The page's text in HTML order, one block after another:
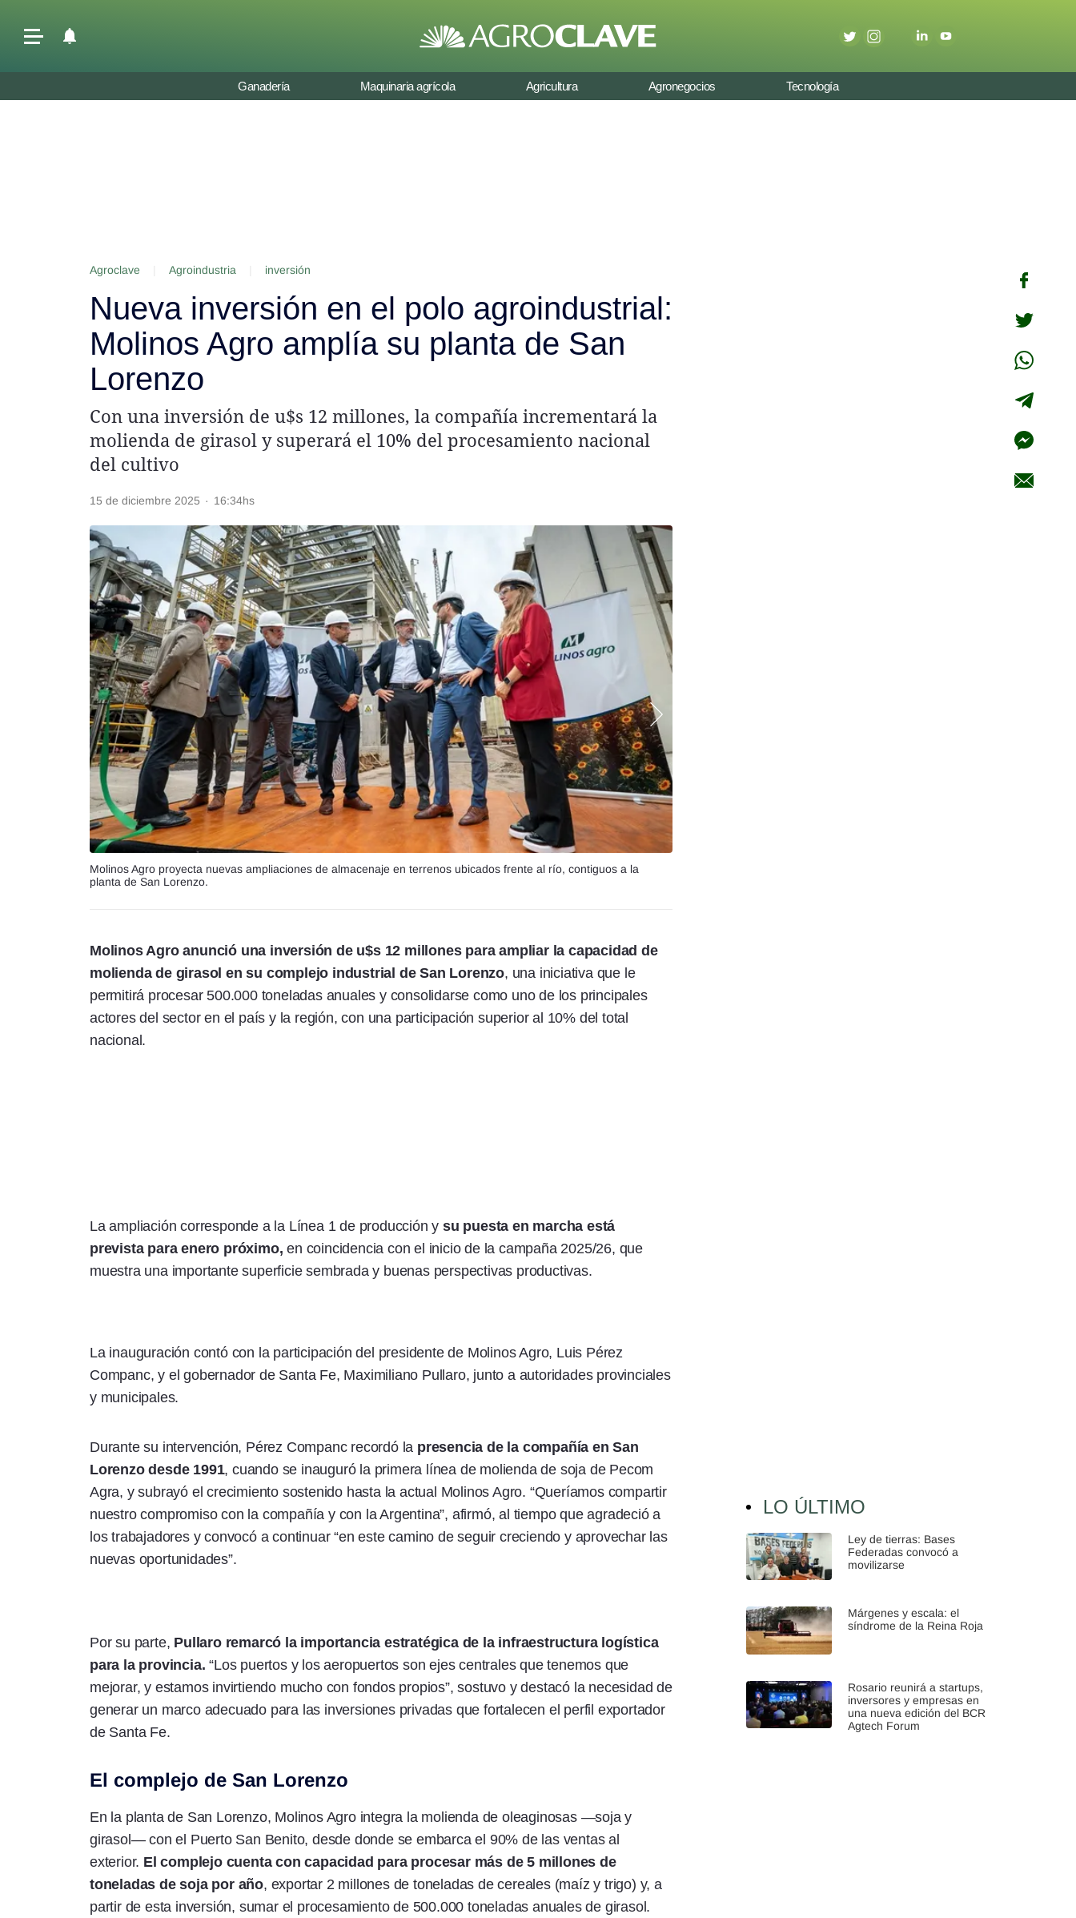
Ganadería Maquinaria agrícola Agricultura Agronegocios Tecnología
Agroclave Agroindustria inversión
Nueva inversión en el polo agroindustrial:
Molinos Agro amplía su planta de San
Lorenzo
Con una inversión de u$s 12 millones, la compañía incrementará la
molienda de girasol y superará el 10% del procesamiento nacional
del cultivo
15 de diciembre 2025 · 16:34hs
Molinos Agro proyecta nuevas ampliaciones de almacenaje en terrenos ubicados frente al río, contiguos a la
planta de San Lorenzo.
Molinos Agro anunció una inversión de u$s 12 millones para ampliar la capacidad de
molienda de girasol en su complejo industrial de San Lorenzo, una iniciativa que le
permitirá procesar 500.000 toneladas anuales y consolidarse como uno de los principales
actores del sector en el país y la región, con una participación superior al 10% del total
nacional.
La ampliación corresponde a la Línea 1 de producción y su puesta en marcha está
prevista para enero próximo, en coincidencia con el inicio de la campaña 2025/26, que
muestra una importante superficie sembrada y buenas perspectivas productivas.
La inauguración contó con la participación del presidente de Molinos Agro, Luis Pérez
Companc, y el gobernador de Santa Fe, Maximiliano Pullaro, junto a autoridades provinciales
y municipales.
Durante su intervención, Pérez Companc recordó la presencia de la compañía en San
Lorenzo desde 1991, cuando se inauguró la primera línea de molienda de soja de Pecom
Agra, y subrayó el crecimiento sostenido hasta la actual Molinos Agro. “Queríamos compartir
nuestro compromiso con la compañía y con la Argentina”, afirmó, al tiempo que agradeció a
los trabajadores y convocó a continuar “en este camino de seguir creciendo y aprovechar las
nuevas oportunidades”.
Por su parte, Pullaro remarcó la importancia estratégica de la infraestructura logística
para la provincia. “Los puertos y los aeropuertos son ejes centrales que tenemos que
mejorar, y estamos invirtiendo mucho con fondos propios”, sostuvo y destacó la necesidad de
generar un marco adecuado para las inversiones privadas que fortalecen el perfil exportador
de Santa Fe.
El complejo de San Lorenzo
En la planta de San Lorenzo, Molinos Agro integra la molienda de oleaginosas —soja y
girasol— con el Puerto San Benito, desde donde se embarca el 90% de las ventas al
exterior. El complejo cuenta con capacidad para procesar más de 5 millones de
toneladas de soja por año, exportar 2 millones de toneladas de cereales (maíz y trigo) y, a
partir de esta inversión, sumar el procesamiento de 500.000 toneladas anuales de girasol.
LO ÚLTIMO
Ley de tierras: Bases
Federadas convocó a
movilizarse
Márgenes y escala: el
síndrome de la Reina Roja
Rosario reunirá a startups,
inversores y empresas en
una nueva edición del BCR
Agtech Forum